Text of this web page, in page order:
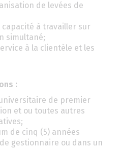
de levées de
capacité à travailler sur
simultané;
à la clientèle et les
:
de premier
et ou toutes autres
de cinq (5) années
gestionnaire ou dans un